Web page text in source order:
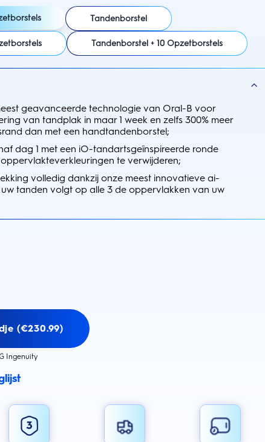
Tandenborstel
Tandenborstel + 10 Opzetborstels
geavanceerde technologie van Oral-B voor
van tandplak in maar 1 week en zelfs 300% meer
dan met een handtandenborstel;
dag 1 met een iO-tandartsgeïnspireerde ronde
te verwijderen;
volledig dankzij onze meest innovatieve ai-
tanden volgt op alle 3 de oppervlakken van uw
(€230.99)
Ingenuity